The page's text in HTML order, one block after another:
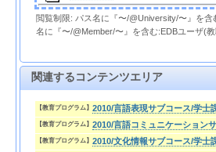
閲覧制限: パス名に『〜/@University/〜』を
名に『〜/@Member/〜』を含む:EDBユーザ(
関連するコンテンツエリア
【教育プログラム】 2010/言語表現サブコース/学士
【教育プログラム】 2010/言語コミュニケーション
【教育プログラム】 2010/文化情報サブコース/学士